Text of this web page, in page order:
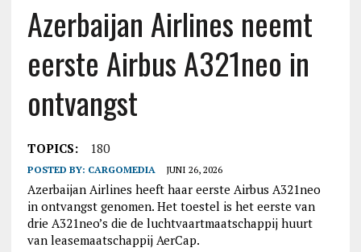
Azerbaijan Airlines neemt
eerste Airbus A321neo in
ontvangst
TOPICS: 180
POSTED BY: CARGOMEDIA JUNI 26, 2026
Azerbaijan Airlines heeft haar eerste Airbus A321neo
in ontvangst genomen. Het toestel is het eerste van
drie A321neo’s die de luchtvaartmaatschappij huurt
van leasemaatschappij AerCap.